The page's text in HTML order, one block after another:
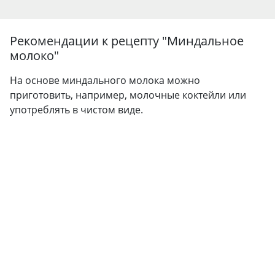
Рекомендации к рецепту "Миндальное
молоко"
На основе миндального молока можно
приготовить, например, молочные коктейли или
употреблять в чистом виде.